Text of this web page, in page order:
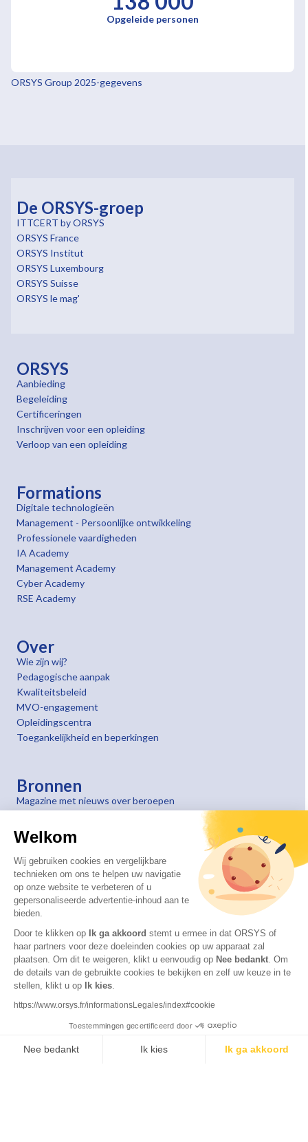
Welkom
Wij gebruiken cookies en vergelijkbare
technieken om ons te helpen uw navigatie
op onze website te verbeteren of u
gepersonaliseerde advertentie-inhoud aan te
bieden.
Door te klikken op
Ik ga akkoord stemt u ermee in dat ORSYS of
haar partners voor deze doeleinden cookies op uw apparaat zal
plaatsen. Om dit te weigeren, klikt u eenvoudig op Nee bedankt. Om
de details van de gebruikte cookies te bekijken en zelf uw keuze in te
stellen, klikt u op
Ik kies.
https://www.orsys.fr/informationsLegales/index#cookie
Toestemmingen gecertificeerd door
Nee bedankt Ik kies
Ik ga akkoord
Opgeleide personen
ORSYS Group 2025-gegevens
De ORSYS-groep
ITTCERT by ORSYS
ORSYS France
ORSYS Institut
ORSYS Luxembourg
ORSYS Suisse
ORSYS le mag'
ORSYS
Aanbieding
Begeleiding
Certificeringen
Inschrijven voor een opleiding
Verloop van een opleiding
Formations
Digitale technologieën
Management - Persoonlijke ontwikkeling
Professionele vaardigheden
IA Academy
Management Academy
Cyber Academy
RSE Academy
Over
Wie zijn wij?
Pedagogische aanpak
Kwaliteitsbeleid
MVO-engagement
Opleidingscentra
Toegankelijkheid en beperkingen
Bronnen
Magazine met nieuws over beroepen
© 2026 ORSYS
Wettelijke vermeldingen
Verkoopvoorwaarden